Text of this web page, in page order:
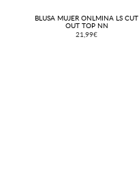
BLUSA MUJER ONLMINA LS CUT
OUT TOP NN
21,99€